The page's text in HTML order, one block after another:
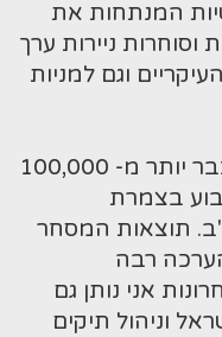
המנתחות את
וסוחרות ניירות ערך
וגם למניות
למערכות המסחר שלי נחשפו כבר יותר מ- 100,000
בצמרת
תוצאות המסחר
רבה
אני נותן גם
וניהול תיקים